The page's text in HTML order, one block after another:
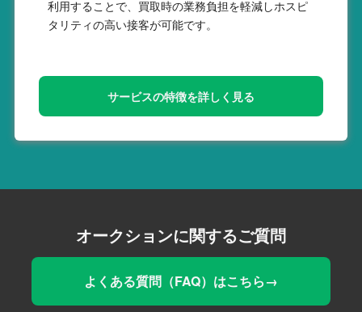
利用することで、買取時の業務負担を軽減しホスピ
タリティの高い接客が可能です。
サービスの特徴を詳しく見る
オークションに関するご質問
よくある質問（FAQ）はこちら→